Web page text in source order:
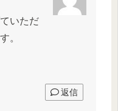
いただ
。
返信